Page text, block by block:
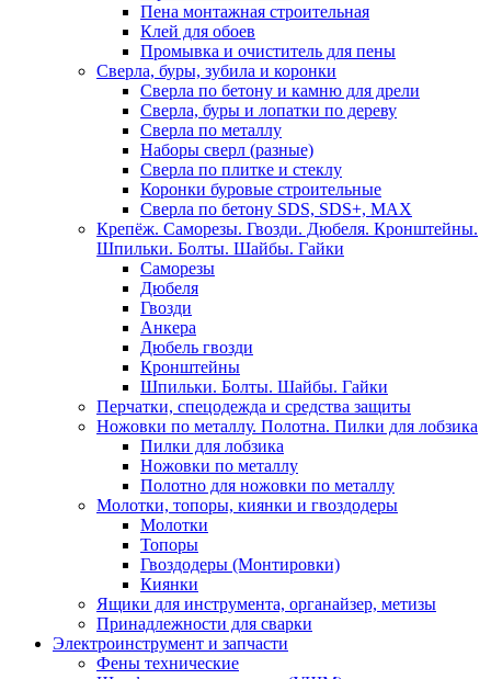
Пена монтажная строительная
Клей для обоев
Промывка и очиститель для пены
Сверла, буры, зубила и коронки
Сверла по бетону и камню для дрели
Сверла, буры и лопатки по дереву
Сверла по металлу
Наборы сверл (разные)
Сверла по плитке и стеклу
Коронки буровые строительные
Сверла по бетону SDS, SDS+, MAX
Крепёж. Саморезы. Гвозди. Дюбеля. Кронштейны.
Шпильки. Болты. Шайбы. Гайки
Саморезы
Дюбеля
Гвозди
Анкера
Дюбель гвозди
Кронштейны
Шпильки. Болты. Шайбы. Гайки
Перчатки, спецодежда и средства защиты
Ножовки по металлу. Полотна. Пилки для лобзика
Пилки для лобзика
Ножовки по металлу
Полотно для ножовки по металлу
Молотки, топоры, киянки и гвоздодеры
Молотки
Топоры
Гвоздодеры (Монтировки)
Киянки
Ящики для инструмента, органайзер, метизы
Принадлежности для сварки
Электроинструмент и запчасти
Фены технические